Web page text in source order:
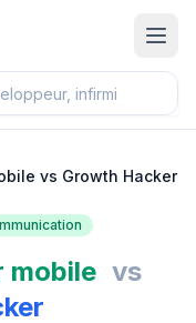
vs Growth Hacker
mobile vs